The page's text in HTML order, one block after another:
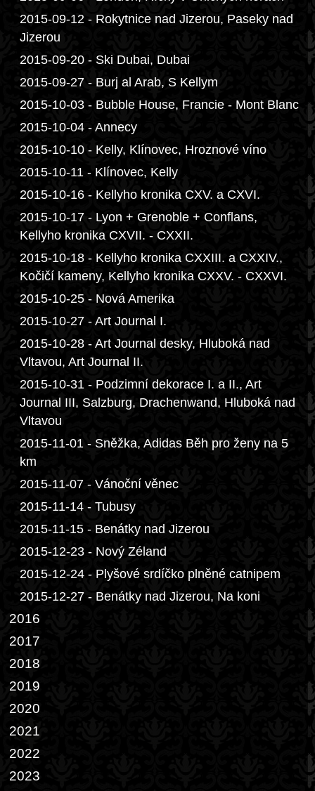
2015-09-12 - Rokytnice nad Jizerou, Paseky nad
Jizerou
2015-09-20 - Ski Dubai, Dubai
2015-09-27 - Burj al Arab, S Kellym
2015-10-03 - Bubble House, Francie - Mont Blanc
2015-10-04 - Annecy
2015-10-10 - Kelly, Klínovec, Hroznové víno
2015-10-11 - Klínovec, Kelly
2015-10-16 - Kellyho kronika CXV. a CXVI.
2015-10-17 - Lyon + Grenoble + Conflans,
Kellyho kronika CXVII. - CXXII.
2015-10-18 - Kellyho kronika CXXIII. a CXXIV.,
Kočičí kameny, Kellyho kronika CXXV. - CXXVI.
2015-10-25 - Nová Amerika
2015-10-27 - Art Journal I.
2015-10-28 - Art Journal desky, Hluboká nad
Vltavou, Art Journal II.
2015-10-31 - Podzimní dekorace I. a II., Art
Journal III, Salzburg, Drachenwand, Hluboká nad
Vltavou
2015-11-01 - Sněžka, Adidas Běh pro ženy na 5
km
2015-11-07 - Vánoční věnec
2015-11-14 - Tubusy
2015-11-15 - Benátky nad Jizerou
2015-12-23 - Nový Zéland
2015-12-24 - Plyšové srdíčko plněné catnipem
2015-12-27 - Benátky nad Jizerou, Na koni
2016
2017
2018
2019
2020
2021
2022
2023